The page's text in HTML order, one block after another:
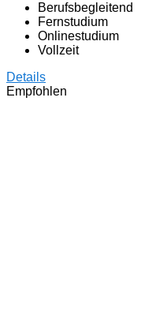
Berufsbegleitend
Fernstudium
Onlinestudium
Vollzeit
Details
Empfohlen